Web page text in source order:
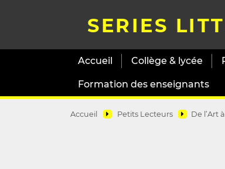
SERIES
Accueil Collège & lycée
Formation des enseignants
Accueil Petits Lecteurs De l’Art